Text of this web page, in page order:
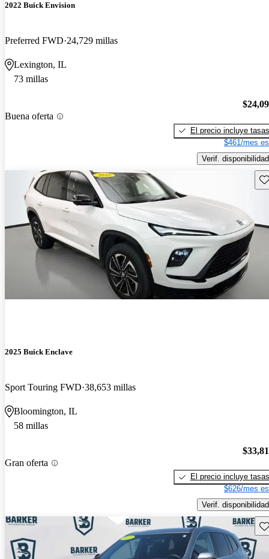
2022 Buick Envision
Preferred FWD 24,729 millas
Lexington, IL
73 millas
Buena oferta
El precio incluye tasas
$461/mes
Verif. disponibilidad
2025 Buick Enclave
Sport Touring FWD 38,653 millas
Bloomington, IL
58 millas
Gran oferta
El precio incluye tasas
$626/mes
Verif. disponibilidad